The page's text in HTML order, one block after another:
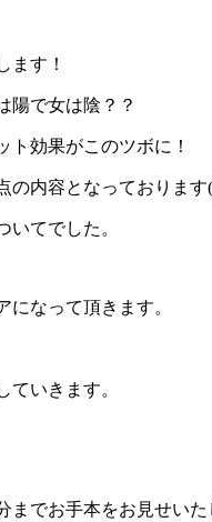
ます！
陽で女は陰？？
ト効果がこのツボに！
の内容となっております
いてでした。
なって頂きます。
いきます。
でお手本をお見せいた